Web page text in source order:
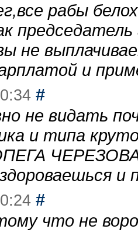
рабы
не
и
#
не видать
и типа
#
что не